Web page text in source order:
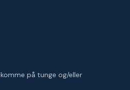
på tunge og/eller